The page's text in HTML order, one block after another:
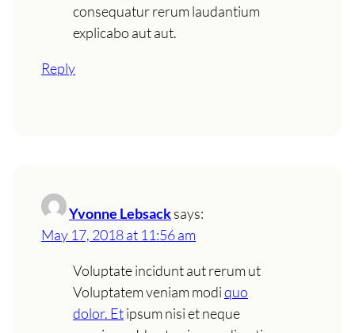
consequatur rerum laudantium
explicabo aut aut.
Reply
Yvonne Lebsacksays:
May 17, 2018 at 11:56 am
Voluptate incidunt aut rerum ut
Voluptatem veniam modiquo
dolor. Etipsum nisi et neque